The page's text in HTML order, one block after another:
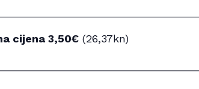
cijena 3,50€ (26,37kn)